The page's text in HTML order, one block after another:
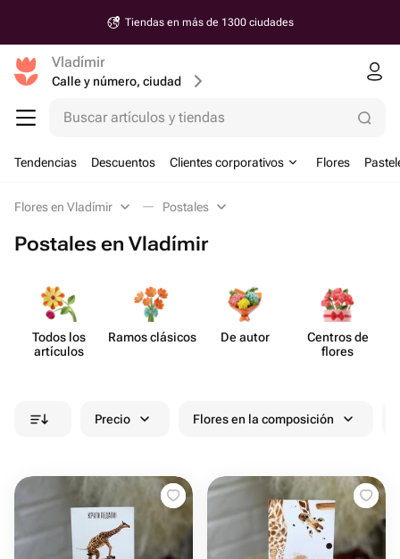
Tiendas en más de 1300 ciudades
Vladímir
Calle y número, ciudad
Buscar artículos y tiendas
Tendencias Descuentos Clientes corporativos Flores
Flores en Vladímir Postales
Postales en Vladímir
Todos los
artículos
Ramos clásicos De autor
Centros de
flores
Precio Flores en la composición